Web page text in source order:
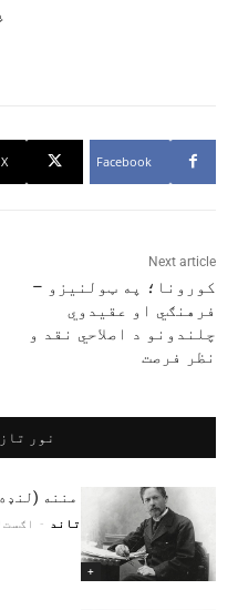
Facebook
X
Next article
کورونا؛ په ټولنيزو –
فرهنګي او عقيدوي
چلندونو د اصلاحي نقد و
نظر فرصت
نور
+
مننه
تاند - اګست 9, 2026